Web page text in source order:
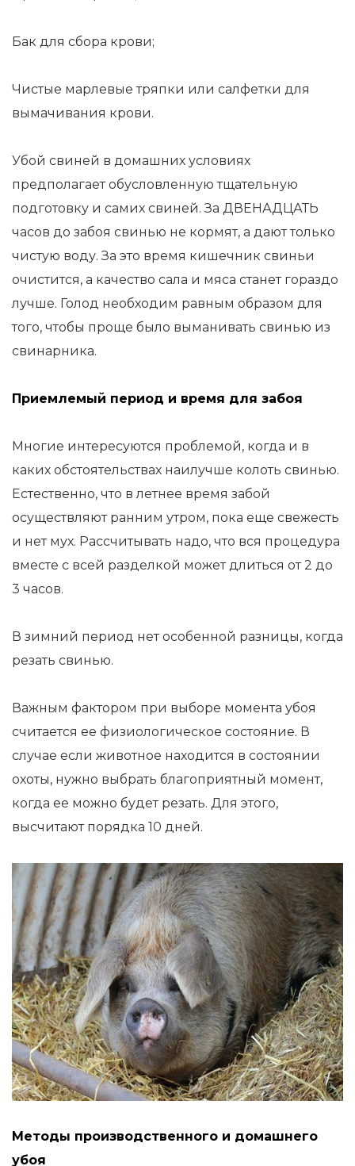
Бак для сбора крови;
Чистые марлевые тряпки или салфетки для
вымачивания крови.
Убой свиней в домашних условиях
предполагает обусловленную тщательную
подготовку и самих свиней. За ДВЕНАДЦАТЬ
часов до забоя свинью не кормят, а дают только
чистую воду. За это время кишечник свиньи
очистится, а качество сала и мяса станет гораздо
лучше. Голод необходим равным образом для
того, чтобы проще было выманивать свинью из
свинарника.
Приемлемый период и время для забоя
Многие интересуются проблемой, когда и в
каких обстоятельствах наилучше колоть свинью.
Естественно, что в летнее время забой
осуществляют ранним утром, пока еще свежесть
и нет мух. Рассчитывать надо, что вся процедура
вместе с всей разделкой может длиться от 2 до
3 часов.
В зимний период нет особенной разницы, когда
резать свинью.
Важным фактором при выборе момента убоя
считается ее физиологическое состояние. В
случае если животное находится в состоянии
охоты, нужно выбрать благоприятный момент,
когда ее можно будет резать. Для этого,
высчитают порядка 10 дней.
Методы производственного и домашнего
убоя